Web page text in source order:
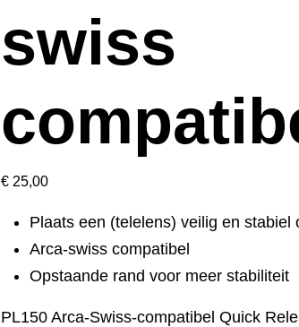
swiss
€ 25,00
Plaats een (telelens) veilig en stabiel
Arca-swiss compatibel
Opstaande rand voor meer stabiliteit
PL150 Arca-Swiss-compatibel Quick